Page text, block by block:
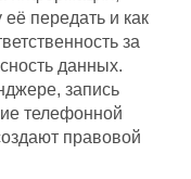
передать и как
за
данных.
запись
телефонной
правовой